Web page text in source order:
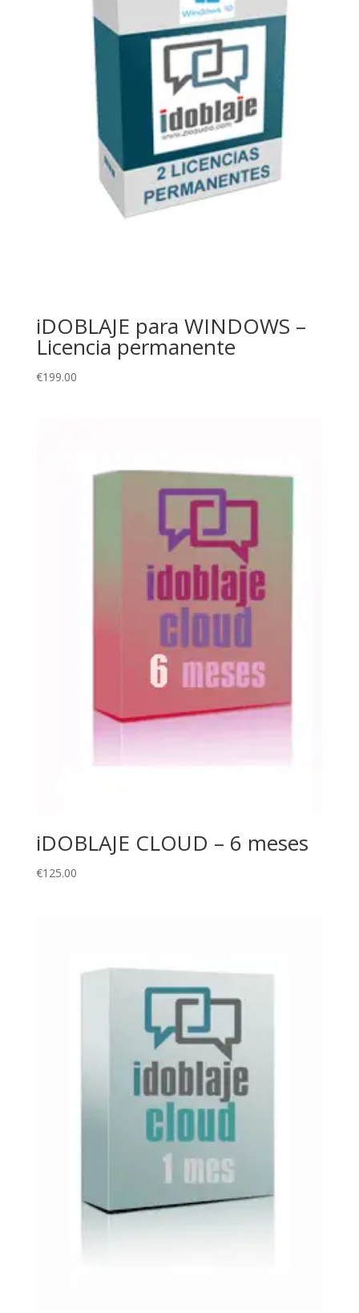
iDOBLAJE para WINDOWS –
Licencia permanente
€199.00
iDOBLAJE CLOUD – 6 meses
€125.00